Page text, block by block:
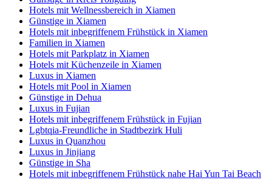
Hotels mit Wellnessbereich in Xiamen
Günstige in Xiamen
Hotels mit inbegriffenem Frühstück in Xiamen
Familien in Xiamen
Hotels mit Parkplatz in Xiamen
Hotels mit Küchenzeile in Xiamen
Luxus in Xiamen
Hotels mit Pool in Xiamen
Günstige in Dehua
Luxus in Fujian
Hotels mit inbegriffenem Frühstück in Fujian
Lgbtqia-Freundliche in Stadtbezirk Huli
Luxus in Quanzhou
Luxus in Jinjiang
Günstige in Sha
Hotels mit inbegriffenem Frühstück nahe Hai Yun Tai Beach